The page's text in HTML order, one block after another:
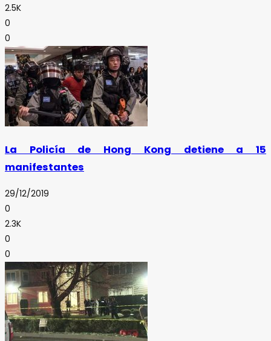
2.5K
0
0
La Policía de Hong Kong detiene a 15
manifestantes
29/12/2019
0
2.3K
0
0